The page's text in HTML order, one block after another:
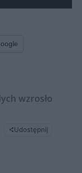
wzrosło
Udostępnij